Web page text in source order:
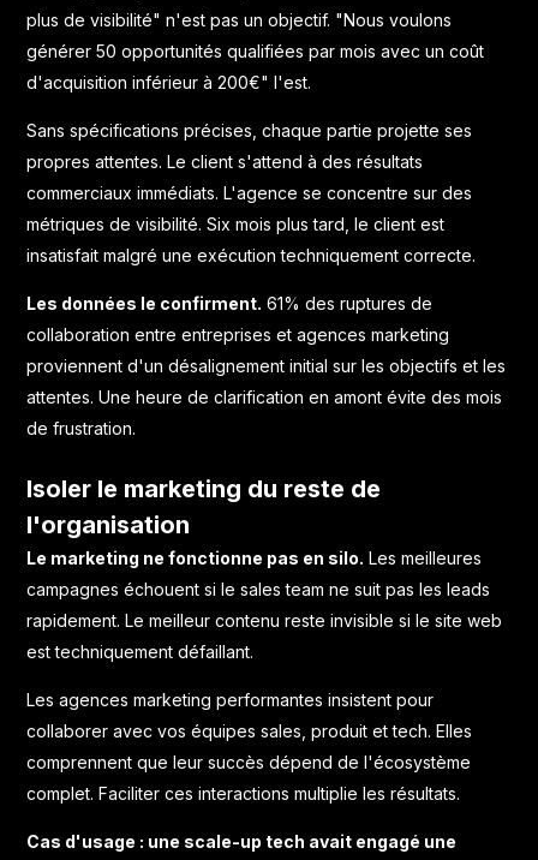
plus de visibilité" n'est pas un objectif. "Nous voulons
générer 50 opportunités qualifiées par mois avec un coût
d'acquisition inférieur à 200€" l'est.
Sans spécifications précises, chaque partie projette ses
propres attentes. Le client s'attend à des résultats
commerciaux immédiats. L'agence se concentre sur des
métriques de visibilité. Six mois plus tard, le client est
insatisfait malgré une exécution techniquement correcte.
Les données le confirment. 61% des ruptures de
collaboration entre entreprises et agences marketing
proviennent d'un désalignement initial sur les objectifs et les
attentes. Une heure de clarification en amont évite des mois
de frustration.
Isoler le marketing du reste de
l'organisation
Le marketing ne fonctionne pas en silo. Les meilleures
campagnes échouent si le sales team ne suit pas les leads
rapidement. Le meilleur contenu reste invisible si le site web
est techniquement défaillant.
Les agences marketing performantes insistent pour
collaborer avec vos équipes sales, produit et tech. Elles
comprennent que leur succès dépend de l'écosystème
complet. Faciliter ces interactions multiplie les résultats.
Cas d'usage : une scale-up tech avait engagé une